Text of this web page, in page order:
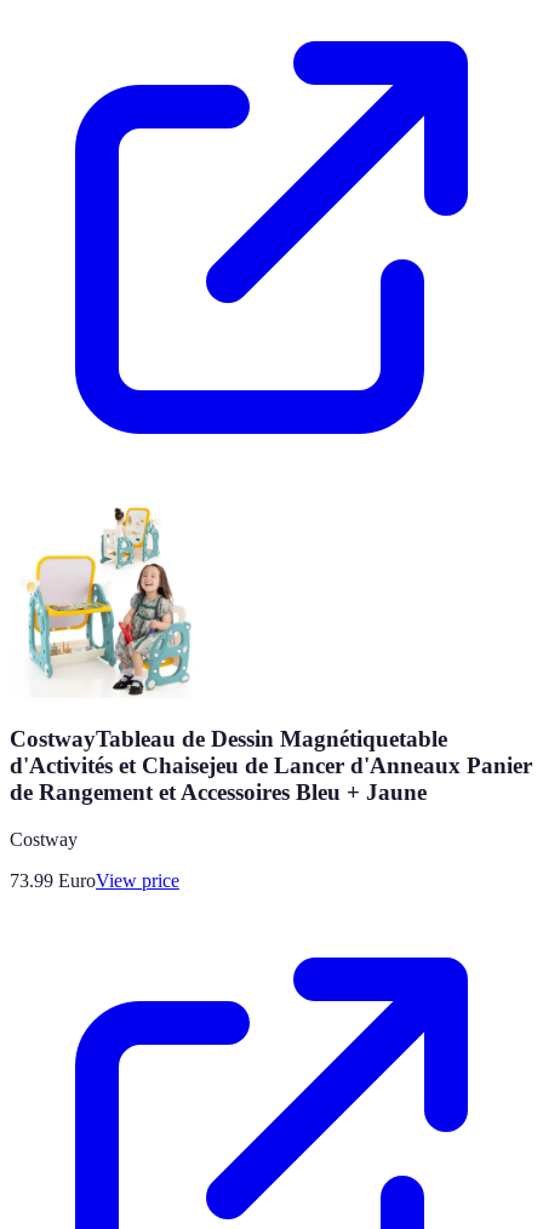
CostwayTableau de Dessin Magnétiquetable
d'Activités et Chaisejeu de Lancer d'Anneaux Panier
de Rangement et Accessoires Bleu + Jaune
Costway
73.99 EuroView price